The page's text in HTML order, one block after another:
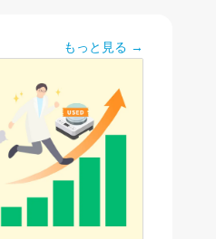
もっと見る →